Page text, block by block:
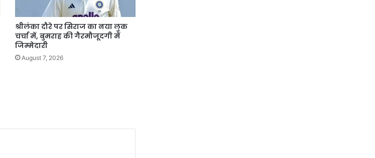
श्रीलंका दौरे पर सिराज का नया लुक
चर्चा में, बुमराह की गैरमौजूदगी में
जिम्मेदारी
August 7, 2026